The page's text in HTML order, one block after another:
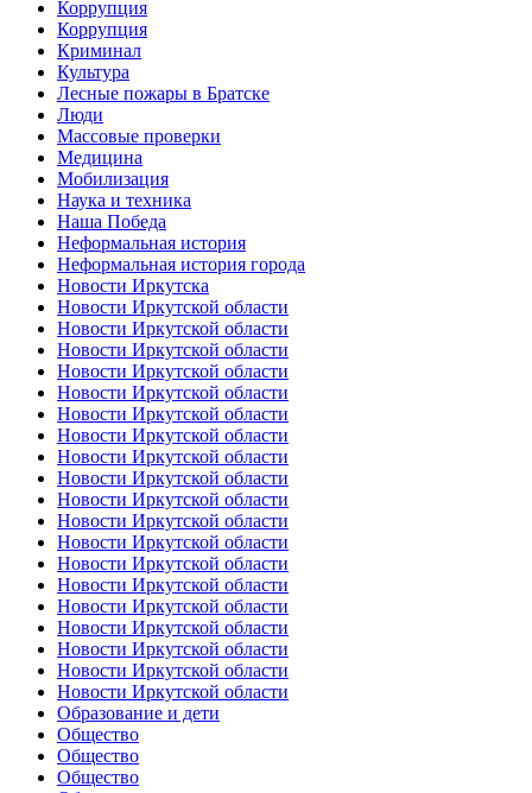
Коррупция
Коррупция
Криминал
Культура
Лесные пожары в Братске
Люди
Массовые проверки
Медицина
Мобилизация
Наука и техника
Наша Победа
Неформальная история
Неформальная история города
Новости Иркутска
Новости Иркутской области
Новости Иркутской области
Новости Иркутской области
Новости Иркутской области
Новости Иркутской области
Новости Иркутской области
Новости Иркутской области
Новости Иркутской области
Новости Иркутской области
Новости Иркутской области
Новости Иркутской области
Новости Иркутской области
Новости Иркутской области
Новости Иркутской области
Новости Иркутской области
Новости Иркутской области
Новости Иркутской области
Новости Иркутской области
Новости Иркутской области
Образование и дети
Общество
Общество
Общество